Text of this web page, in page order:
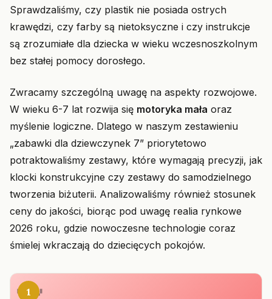
Sprawdzaliśmy, czy plastik nie posiada ostrych
krawędzi, czy farby są nietoksyczne i czy instrukcje
są zrozumiałe dla dziecka w wieku wczesnoszkolnym
bez stałej pomocy dorosłego.
Zwracamy szczególną uwagę na aspekty rozwojowe.
W wieku 6-7 lat rozwija się motoryka mała oraz
myślenie logiczne. Dlatego w naszym zestawieniu
„zabawki dla dziewczynek 7” priorytetowo
potraktowaliśmy zestawy, które wymagają precyzji, jak
klocki konstrukcyjne czy zestawy do samodzielnego
tworzenia biżuterii. Analizowaliśmy również stosunek
ceny do jakości, biorąc pod uwagę realia rynkowe
2026 roku, gdzie nowoczesne technologie coraz
śmielej wkraczają do dziecięcych pokojów.
1